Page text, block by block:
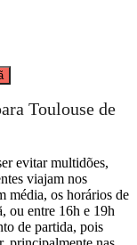
Toulouse de
evitar multidões,
viajam nos
média, os horários de
ou entre 16h e 19h
de partida, pois